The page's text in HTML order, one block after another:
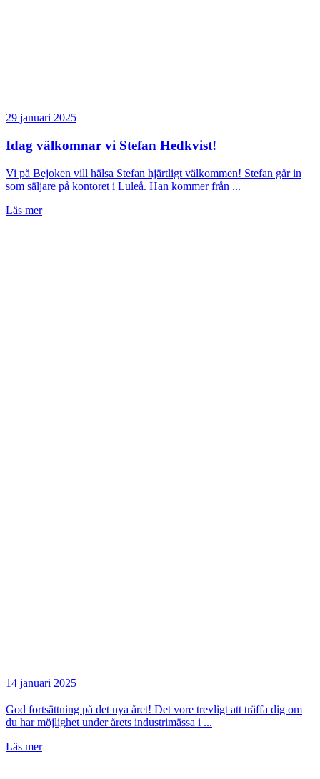
29 januari 2025
Idag välkomnar vi Stefan Hedkvist!
Vi på Bejoken vill hälsa Stefan hjärtligt välkommen! Stefan går in
som säljare på kontoret i Luleå. Han kommer från ...
Läs mer
14 januari 2025
God fortsättning på det nya året! Det vore trevligt att träffa dig om
du har möjlighet under årets industrimässa i ...
Läs mer